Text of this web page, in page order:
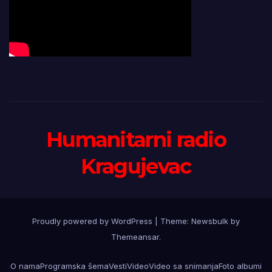
Humanitarni radio
Kragujevac
Proudly powered by WordPress Theme: Newsbulk by
Themeansar.
O namaProgramska šemaVestiVideoVideo sa snimanjaFoto albumi